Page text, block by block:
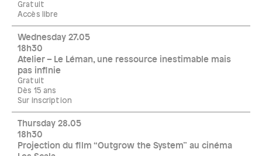
Gratuit
Accès libre
Wednesday 27.05
18h30
Atelier – Le Léman, une ressource inestimable mais
pas infinie
Gratuit
Dès 15 ans
Sur inscription
Thursday 28.05
18h30
Projection du film “Outgrow the System” au cinéma